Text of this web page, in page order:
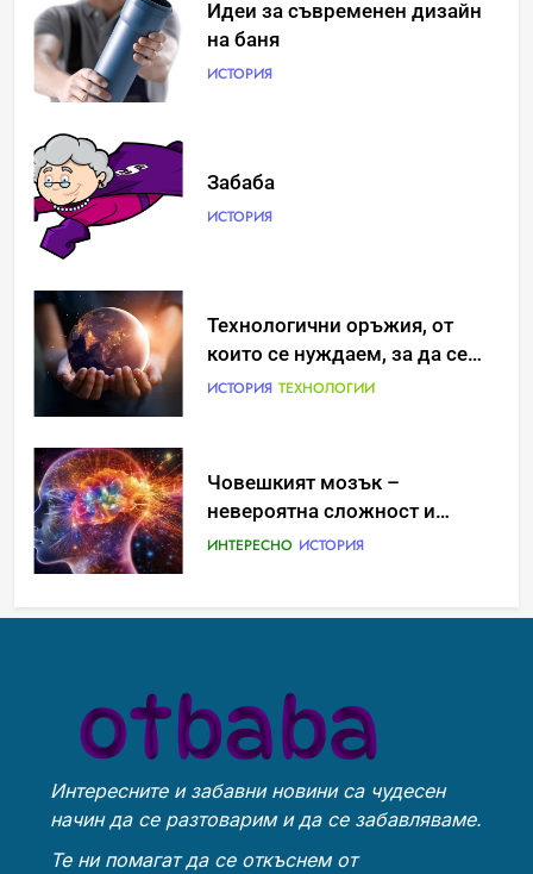
Идеи за съвременен дизайн
на баня
ИСТОРИЯ
Забаба
ИСТОРИЯ
Технологични оръжия, от
които се нуждаем, за да се
борим с глобалното
ИСТОРИЯ ТЕХНОЛОГИИ
Човешкият мозък –
невероятна сложност и
възможност
ИНТЕРЕСНО ИСТОРИЯ
ИСТОРИЯ
Идеи за съвременен дизайн
на баня
ИСТОРИЯ
Интересните и забавни новини са чудесен
начин да се разтоварим и да се забавляваме.
Те ни помагат да се откъснем от
Идеи за съвременен дизайн
на баня
ИСТОРИЯ
Забаба
ИСТОРИЯ
борим с глобалното
затопляне
ТЕХНОЛОГИИ
Човешкият мозък –
невероятна сложност и
ИНТЕРЕСНО ИСТОРИЯ